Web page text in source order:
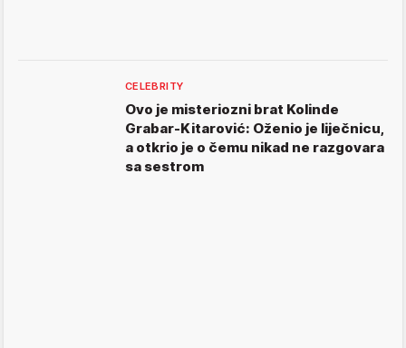
CELEBRITY
Ovo je misteriozni brat Kolinde
Grabar-Kitarović: Oženio je liječnicu,
a otkrio je o čemu nikad ne razgovara
sa sestrom